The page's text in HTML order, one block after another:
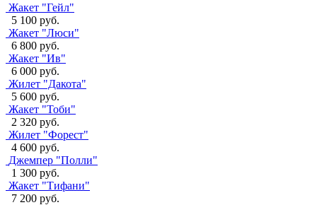
Жакет "Гейл"
5 100 руб.
Жакет "Люси"
6 800 руб.
Жакет "Ив"
6 000 руб.
Жилет "Дакота"
5 600 руб.
Жакет "Тоби"
2 320 руб.
Жилет "Форест"
4 600 руб.
Джемпер "Полли"
1 300 руб.
Жакет "Тифани"
7 200 руб.